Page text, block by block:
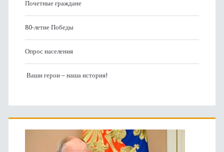
Почетные граждане
80-летие Победы
Опрос населения
Ваши герои – наша история!